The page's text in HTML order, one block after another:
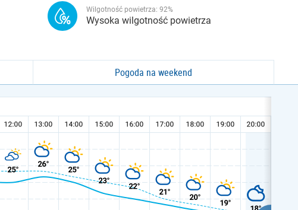
Wilgotność powietrza: 92%
Wysoka wilgotność powietrza
Pogoda na weekend